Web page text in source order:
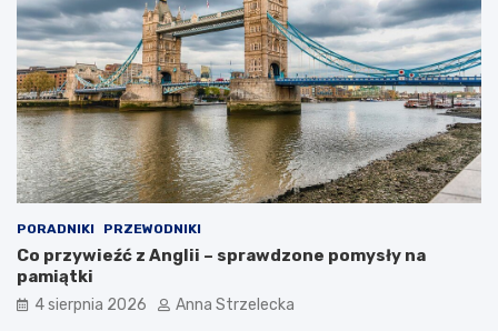
PORADNIKI PRZEWODNIKI
Co przywieźć z Anglii – sprawdzone pomysły na
pamiątki
4 sierpnia 2026 Anna Strzelecka